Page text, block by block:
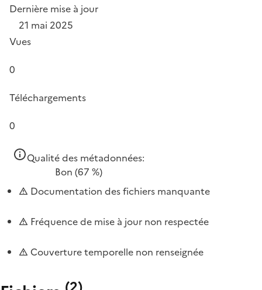
Dernière mise à jour
21 mai 2025
Vues
0
Téléchargements
0
Qualité des métadonnées:
Bon (67 %)
Documentation des fichiers manquante
Fréquence de mise à jour non respectée
Couverture temporelle non renseignée